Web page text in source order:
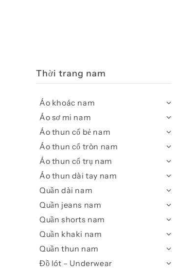
Thời trang nam
Áo khoác nam
Áo sơ mi nam
Áo thun cổ bẻ nam
Áo thun cổ tròn nam
Áo thun cổ trụ nam
Áo thun dài tay nam
Quần dài nam
Quần jeans nam
Quần shorts nam
Quần khaki nam
Quần thun nam
Đồ lót – Underwear